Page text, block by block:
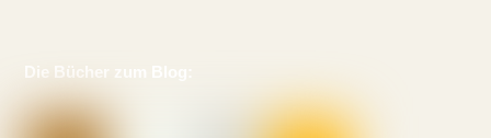
Die Bücher zum Blog: